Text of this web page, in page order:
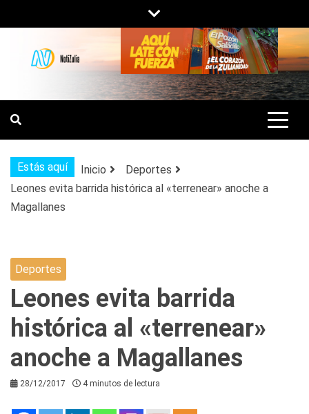
al
contenido
NOTIZULIA
NOTICIAS DEL ZULIA, VENEZUELA Y
DE INTERÉS GENERAL.
Estás aquí Inicio
Deportes
Leones evita barrida histórica al «terrenear» anoche a
Magallanes
Deportes
Leones evita barrida
histórica al «terrenear»
anoche a Magallanes
28/12/2017 4 minutos de lectura